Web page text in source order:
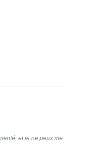
et je ne peux me